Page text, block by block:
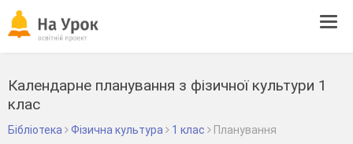
Календарне планування з фізичної культури 1
клас
Бібліотека Фізична культура 1 клас Планування